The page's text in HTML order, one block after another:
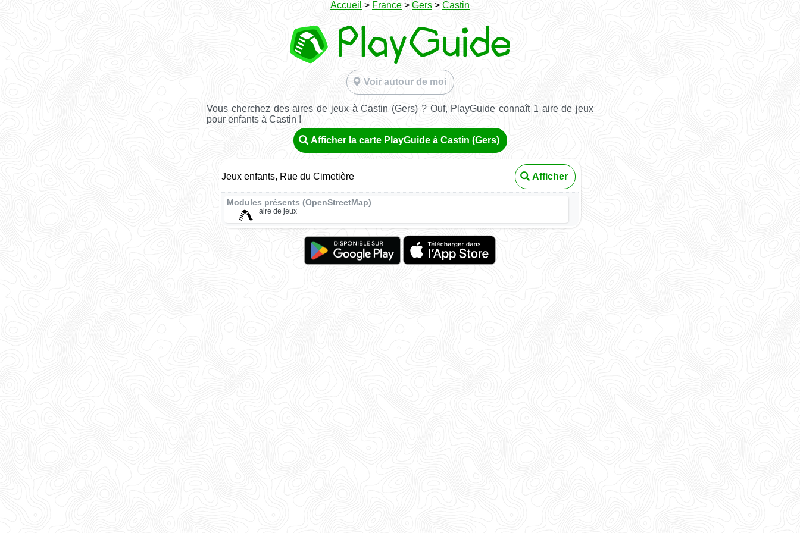
Accueil > France > Gers > Castin
Voir autour de moi
Vous cherchez des aires de jeux à Castin (Gers) ? Ouf, PlayGuide connaît 1 aire de jeux
pour enfants à Castin !
Afficher la carte PlayGuide à Castin (Gers)
Jeux enfants, Rue du Cimetière Afficher
Modules présents (OpenStreetMap)
aire de jeux